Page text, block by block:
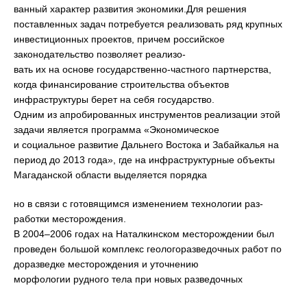
ванный характер развития экономики.Для решения
поставленных задач потребуется реализовать ряд крупных
инвестиционных проектов, причем российское
законодательство позволяет реализо-
вать их на основе государственно-частного партнерства,
когда финансирование строительства объектов
инфраструктуры берет на себя государство.
Одним из апробированных инструментов реализации этой
задачи является программа «Экономическое
и социальное развитие Дальнего Востока и Забайкалья на
период до 2013 года», где на инфраструктурные объекты
Магаданской области выделяется порядка
но в связи с готовящимся изменением технологии раз-
работки месторождения.
В 2004–2006 годах на Наталкинском месторождении был
проведен большой комплекс геологоразведочных работ по
доразведке месторождения и уточнению
морфологии рудного тела при новых разведочных